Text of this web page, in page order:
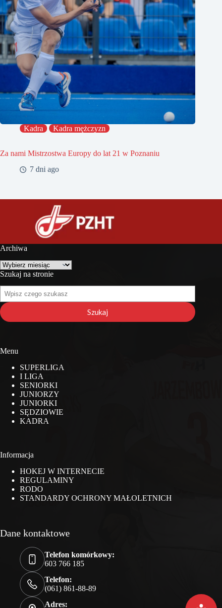
Kadra Kadra mężczyzn
Za nami Mistrzostwa Europy do lat 21 w Poznaniu
7 dni ago
Archiwa
Archiwa
Szukaj na stronie
Szukaj
na
stronie
Szukaj
Menu
SUPERLIGA
I LIGA
SENIORKI
JUNIORZY
JUNIORKI
SĘDZIOWIE
KADRA
Informacja
HOKEJ W INTERNECIE
REGULAMINY
RODO
STANDARDY OCHRONY MAŁOLETNICH
Dane kontaktowe
Telefon komórkowy:
603 766 185
Telefon:
(061) 861-88-89
Adres: